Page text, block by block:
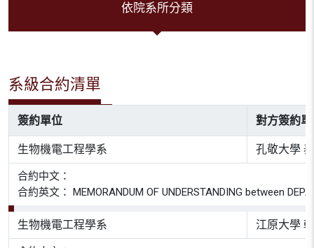
依院系所分類
系級合約清單
簽約單位 對方簽約
生物機電工程學系 孔敬大學
合約中文：
合約英文： MEMORANDUM OF UNDERSTANDING between
生物機電工程學系 江原大學